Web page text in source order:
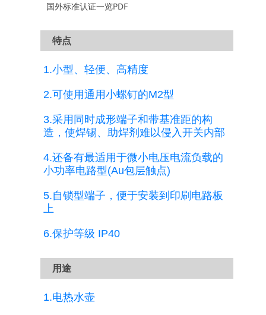
国外标准认证一览PDF
特点
1.小型、轻便、高精度
2.可使用通用小螺钉的M2型
3.采用同时成形端子和带基准距的构
造，使焊锡、助焊剂难以侵入开关内部
4.还备有最适用于微小电压电流负载的
小功率电路型(Au包层触点)
5.自锁型端子，便于安装到印刷电路板
上
6.保护等级 IP40
用途
1.电热水壶